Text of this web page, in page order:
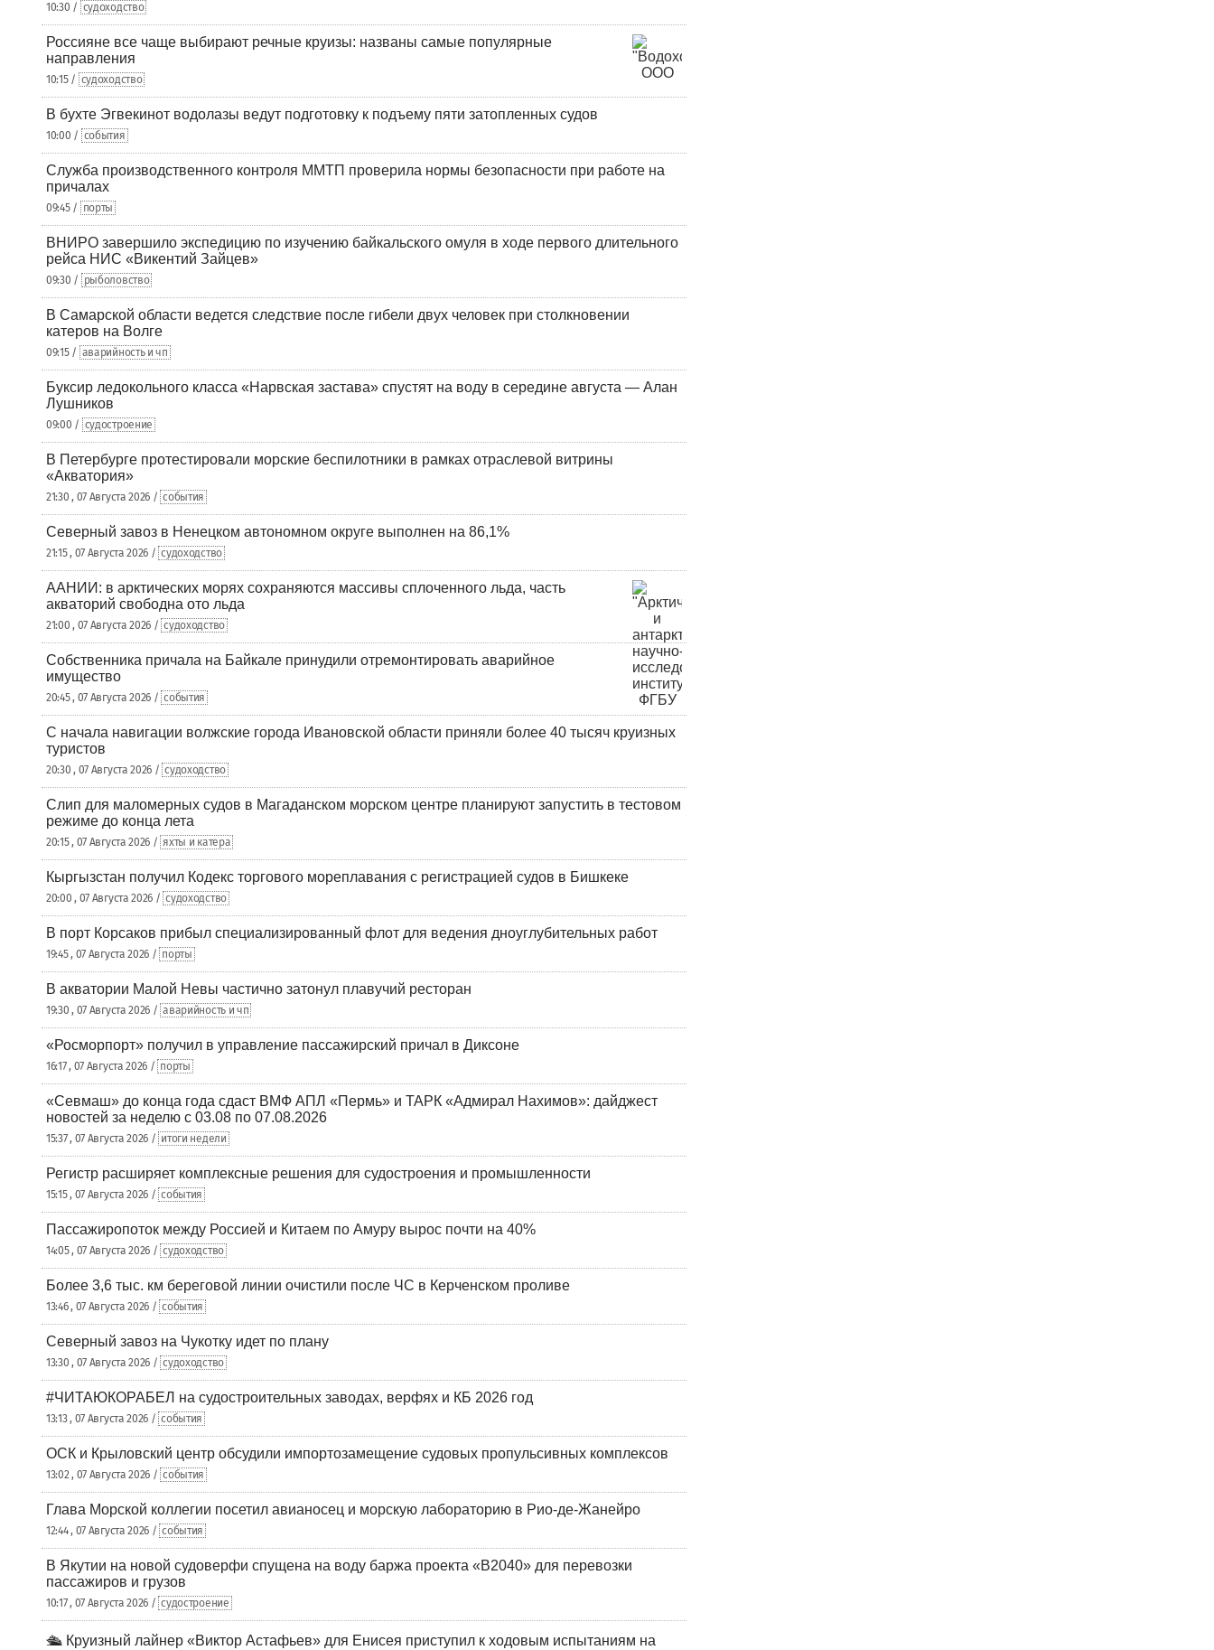
10:30 / судоходство
Россияне все чаще выбирают речные круизы: названы самые популярные
направления
10:15 / судоходство
В бухте Эгвекинот водолазы ведут подготовку к подъему пяти затопленных судов
10:00 / события
Служба производственного контроля ММТП проверила нормы безопасности при работе на
причалах
09:45 / порты
ВНИРО завершило экспедицию по изучению байкальского омуля в ходе первого длительного
рейса НИС «Викентий Зайцев»
09:30 / рыболовство
В Самарской области ведется следствие после гибели двух человек при столкновении
катеров на Волге
09:15 / аварийность и чп
Буксир ледокольного класса «Нарвская застава» спустят на воду в середине августа — Алан
Лушников
09:00 / судостроение
В Петербурге протестировали морские беспилотники в рамках отраслевой витрины
«Акватория»
21:30 , 07 Августа 2026 / события
Северный завоз в Ненецком автономном округе выполнен на 86,1%
21:15 , 07 Августа 2026 / судоходство
ААНИИ: в арктических морях сохраняются массивы сплоченного льда, часть
акваторий свободна ото льда
21:00 , 07 Августа 2026 / судоходство
Собственника причала на Байкале принудили отремонтировать аварийное
имущество
20:45 , 07 Августа 2026 / события
С начала навигации волжские города Ивановской области приняли более 40 тысяч круизных
туристов
20:30 , 07 Августа 2026 / судоходство
Слип для маломерных судов в Магаданском морском центре планируют запустить в тестовом
режиме до конца лета
20:15 , 07 Августа 2026 / яхты и катера
Кыргызстан получил Кодекс торгового мореплавания с регистрацией судов в Бишкеке
20:00 , 07 Августа 2026 / судоходство
В порт Корсаков прибыл специализированный флот для ведения дноуглубительных работ
19:45 , 07 Августа 2026 / порты
В акватории Малой Невы частично затонул плавучий ресторан
19:30 , 07 Августа 2026 / аварийность и чп
«Росморпорт» получил в управление пассажирский причал в Диксоне
16:17 , 07 Августа 2026 / порты
«Севмаш» до конца года сдаст ВМФ АПЛ «Пермь» и ТАРК «Адмирал Нахимов»: дайджест
новостей за неделю с 03.08 по 07.08.2026
15:37 , 07 Августа 2026 / итоги недели
Регистр расширяет комплексные решения для судостроения и промышленности
15:15 , 07 Августа 2026 / события
Пассажиропоток между Россией и Китаем по Амуру вырос почти на 40%
14:05 , 07 Августа 2026 / судоходство
Более 3,6 тыс. км береговой линии очистили после ЧС в Керченском проливе
13:46 , 07 Августа 2026 / события
Северный завоз на Чукотку идет по плану
13:30 , 07 Августа 2026 / судоходство
#ЧИТАЮКОРАБЕЛ на судостроительных заводах, верфях и КБ 2026 год
13:13 , 07 Августа 2026 / события
ОСК и Крыловский центр обсудили импортозамещение судовых пропульсивных комплексов
13:02 , 07 Августа 2026 / события
Глава Морской коллегии посетил авианосец и морскую лабораторию в Рио-де-Жанейро
12:44 , 07 Августа 2026 / события
В Якутии на новой судоверфи спущена на воду баржа проекта «В2040» для перевозки
пассажиров и грузов
10:17 , 07 Августа 2026 / судостроение
🛳️ Круизный лайнер «Виктор Астафьев» для Енисея приступил к ходовым испытаниям на